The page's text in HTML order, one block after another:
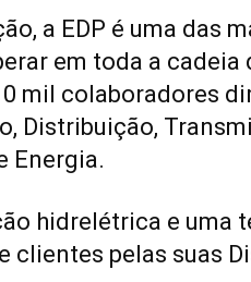
a EDP é uma das
em toda a cadeia
mil colaboradores
Distribuição,
Energia.
hidrelétrica e uma
clientes pelas suas